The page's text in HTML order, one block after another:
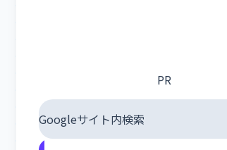
PR
Googleサイト内検索